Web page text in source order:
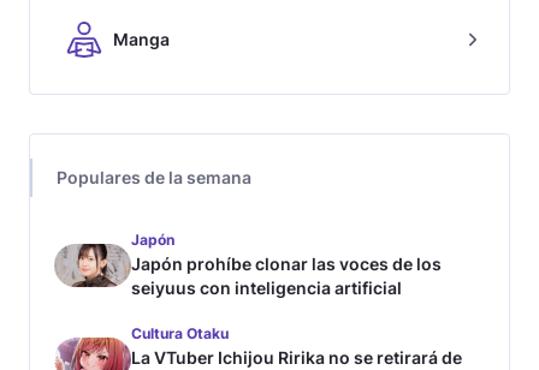
Manga
Populares de la semana
Japón
Japón prohíbe clonar las voces de los
seiyuus con inteligencia artificial
Cultura Otaku
La VTuber Ichijou Ririka no se retirará de